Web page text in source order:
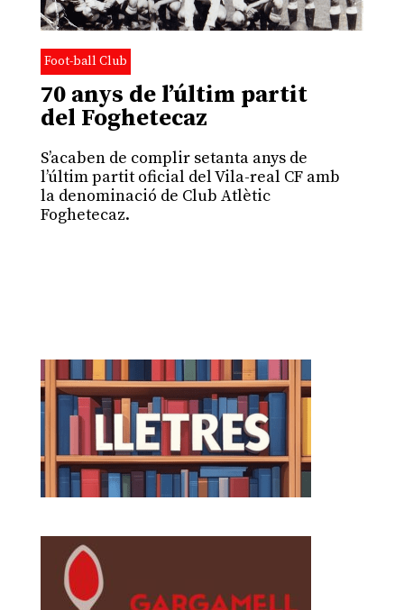
Foot-ball Club
70 anys de l’últim partit
del Foghetecaz
S’acaben de complir setanta anys de
l’últim partit oficial del Vila-real CF amb
la denominació de Club Atlètic
Foghetecaz.